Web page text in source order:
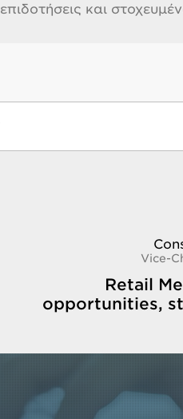
επιδοτήσεις και
Vice-
Retail
opportunities,